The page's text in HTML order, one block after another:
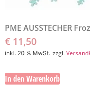
PME AUSSTECHER
€ 11,50
inkl. 20 % MwSt. zzgl.
In den Warenkorb